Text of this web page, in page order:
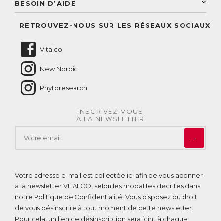
BESOIN D’AIDE
RETROUVEZ-NOUS SUR LES RÉSEAUX SOCIAUX
Vitalco
New Nordic
Phytoresearch
INSCRIVEZ-VOUS
À LA NEWSLETTER
→
Votre adresse e-mail est collectée ici afin de vous abonner
à la newsletter VITALCO, selon les modalités décrites dans
notre Politique de Confidentialité. Vous disposez du droit
de vous désinscrire à tout moment de cette newsletter.
Pour cela, un lien de désinscription sera joint à chaque